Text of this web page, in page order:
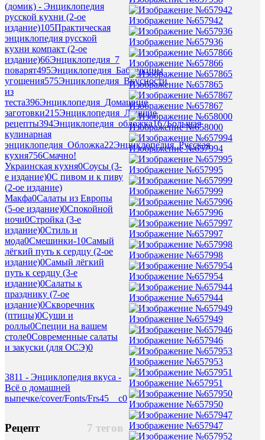
(домик) - Энциклопедия
русской кухни (2-ое
издание)105Практическая
энциклопедия русской
кухни компакт (2-ое
издание)66Энциклопедия_7
поварят495Энциклопедия_Бабушкины
угощения575Энциклопедия_Вкусности
из
теста396Энциклопедия_Домашние
заготовки215Энциклопедия_Лучшие
рецепты394Энциклопедия_обложка167Большая
кулинарная
энциклопедия_Обложка22Энциклопедия_Русская
кухня756Смачно!
Украинская кухня0Соусы (3-
е издание)0С пивом и к пиву
(2-ое издание)
Макфа0Салаты из Европы
(5-ое издание)0Спокойной
ночи0Стройка (3-е
издание)0Стиль и
мода0Смешинки-10Самый
лёгкий путь к сердцу (2-ое
издание)0Самый лёгкий
путь к сердцу (3-е
издание)0Салаты к
празднику (7-ое
издание)0Скворечник
(птицы)0Суши и
роллы0Специи на вашем
столе0Современные салаты
и закуски (для ОСЭ)0
3811 - Энциклопедия вкуса -
Всё о домашней
выпечке/cover/Fonts/Frs45__c0
7 тегов
Рецепт
Изображение №657942
Изображение №657936
Изображение №657866
Изображение №657865
Изображение №657867
Изображение №658000
Изображение №657994
Изображение №657995
Изображение №657999
Изображение №657996
Изображение №657997
Изображение №657998
Изображение №657954
Изображение №657944
Изображение №657949
Изображение №657946
Изображение №657953
Изображение №657951
Изображение №657950
Изображение №657947